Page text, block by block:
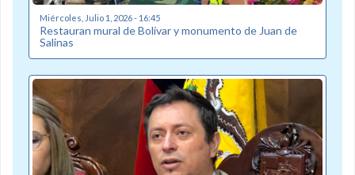
Miércoles, Julio 1, 2026 - 16:45
Restauran mural de Bolívar y monumento de Juan de
Salinas